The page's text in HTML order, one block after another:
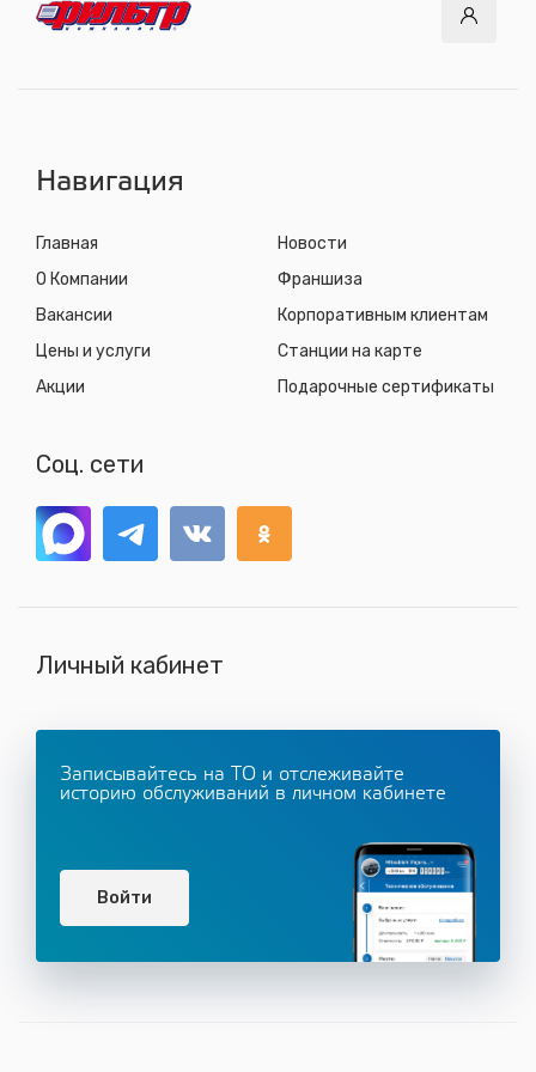
с 8.00 до 22.30, без выходных
Навигация
Главная
О Компании
Вакансии
Цены и услуги
Акции
Новости
Франшиза
Корпоративным клиентам
Станции на карте
Подарочные сертификаты
Соц. сети
Личный кабинет
Записывайтесь на ТО и отслеживайте
историю обслуживаний в личном кабинете
Войти